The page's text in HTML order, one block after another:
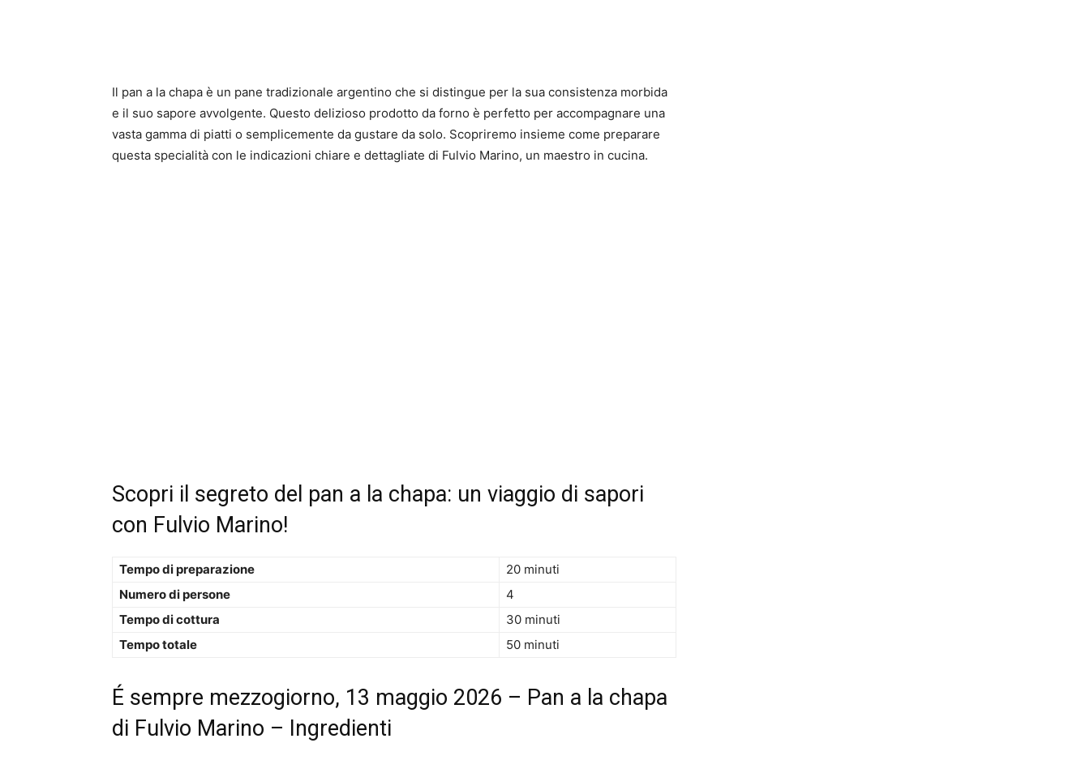
Il pan a la chapa è un pane tradizionale argentino che si distingue per la sua consistenza morbida
e il suo sapore avvolgente. Questo delizioso prodotto da forno è perfetto per accompagnare una
vasta gamma di piatti o semplicemente da gustare da solo. Scopriremo insieme come preparare
questa specialità con le indicazioni chiare e dettagliate di Fulvio Marino, un maestro in cucina.
Scopri il segreto del pan a la chapa: un viaggio di sapori
con Fulvio Marino!
Tempo di preparazione
20 minuti
Numero di persone
4
Tempo di cottura
30 minuti
Tempo totale
50 minuti
É sempre mezzogiorno, 13 maggio 2026 – Pan a la chapa
di Fulvio Marino – Ingredienti